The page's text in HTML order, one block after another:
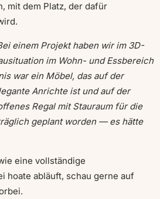
mit dem Platz, der dafür
einem Projekt haben wir im 3D-
im Wohn- und Essbereich
war ein Möbel, das auf der
Anrichte ist und auf der
Regal mit Stauraum für die
geplant worden — es hätte
eine vollständige
hoate abläuft, schau gerne auf